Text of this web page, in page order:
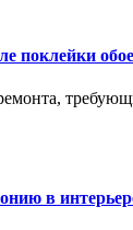
поклейки
в